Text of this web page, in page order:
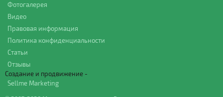
Фотогалерея
Видео
Правовая информация
Политика конфиденциальности
Статьи
Отзывы
Создание и продвижение -
Sellme Marketing